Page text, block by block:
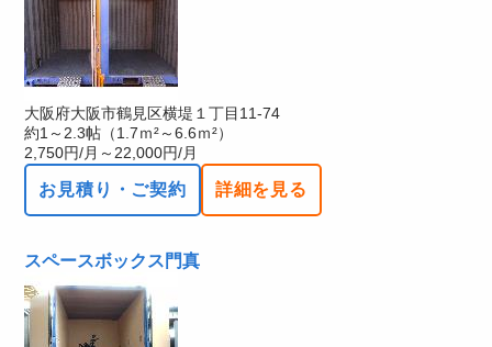
大阪府大阪市鶴見区横堤１丁目11-74
約1～2.3帖（1.7ｍ²～6.6ｍ²）
2,750円/月～22,000円/月
お見積り・ご契約 詳細を見る
スペースボックス門真